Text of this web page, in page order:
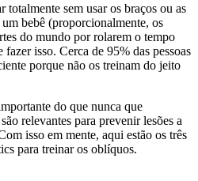
totalmente sem usar os braços ou as
bebê (proporcionalmente, os
do mundo por rolarem o tempo
isso. Cerca de 95% das pessoas
porque não os treinam do jeito
do que nunca que
relevantes para prevenir lesões a
isso em mente, aqui estão os três
para treinar os oblíquos.